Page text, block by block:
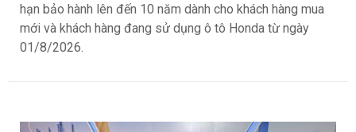
hạn bảo hành lên đến 10 năm dành cho khách hàng mua
mới và khách hàng đang sử dụng ô tô Honda từ ngày
01/8/2026.